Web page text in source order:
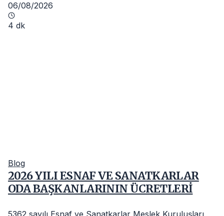
06/08/2026
4 dk
Blog
2026 YILI ESNAF VE SANATKARLAR
ODA BAŞKANLARININ ÜCRETLERİ
5362 sayılı Esnaf ve Sanatkarlar Meslek Kuruluşları